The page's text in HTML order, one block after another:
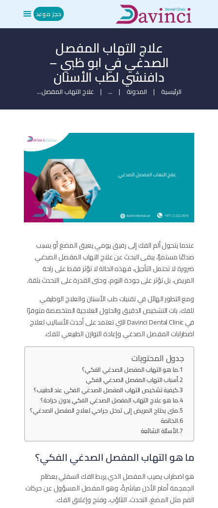
حجز موعد
علاج التهاب المفصل
الصدغي في ابو ظبي –
دافنشي لطب الأسنان
الرئيسية المدونة ... علاج التهاب المفصل...
الرئيسية
من نحن
العلاجات
المدونة
حجز موعد
عندما يتحول ألم الفك إلى رفيق يومي يعيق المضغ أو يسبب
صداعًا مستمرًا، يبقى البحث عن علاج التهاب المفصل الصدغي
ضرورة لا تحتمل التأجيل، فهذه الحالة لا تؤثر فقط على راحة
المريض، بل تؤثر على جودة النوم، وحتى القدرة على التحدث بثقة.
ومع التطور الهائل في تقنيات طب الأسنان والعلاج الوظيفي
للفك، بات التشخيص الدقيق والحلول العلاجية المتخصصة متوفرًا
في Davinci Dental Clinic التي تعتمد على أحدث الأساليب لعلاج
اضطرابات المفصل الصدغي وإعادة التوازن الطبيعي للفك.
جدول المحتويات
ما هو التهاب المفصل الصدغي الفكي؟
أسباب التهاب المفصل الصدغي الفكي
كيفية تشخيص التهاب المفصل الصدغي الفكي عند الطبيب؟
ما هو علاج التهاب المفصل الصدغي الفكي بدون جراحة؟
متى يحتاج المريض إلى تدخل جراحي لعلاج المفصل الصدغي؟
الخاتمة
الأسئلة الشائعة
ما هو التهاب المفصل الصدغي الفكي؟
هو اضطراب يصيب المفصل الذي يربط الفك السفلي بعظام
الجمجمة أمام الأذن مباشرةً، وهو المفصل المسؤول عن حركات
الفم مثل المضغ، التحدث، التثاؤب، وفتح وإغلاق الفك.